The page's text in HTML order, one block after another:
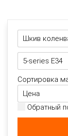
Сортировка
Обратный